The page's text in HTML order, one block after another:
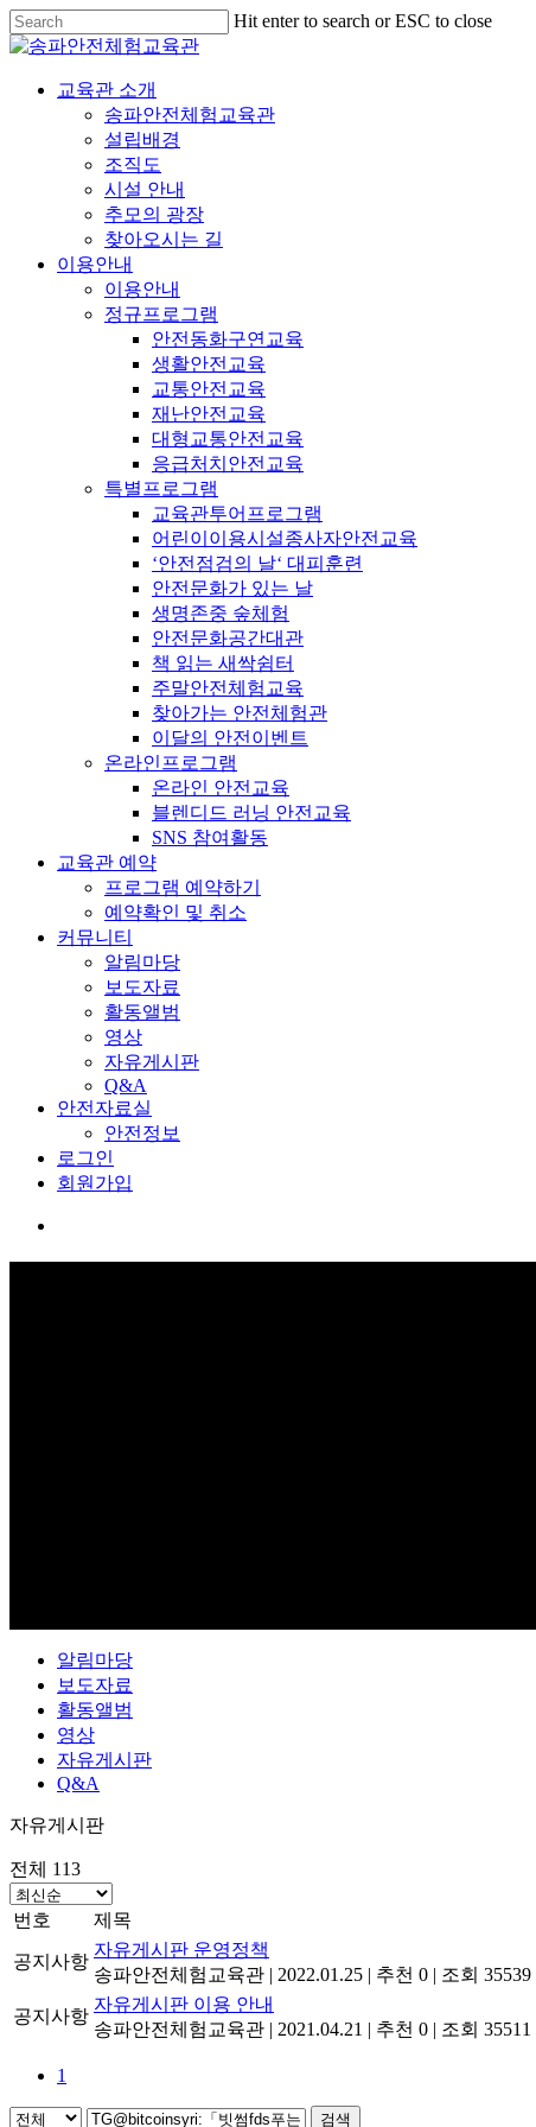
Hit enter to search or ESC to close
교육관 소개
송파안전체험교육관
설립배경
조직도
시설 안내
추모의 광장
찾아오시는 길
이용안내
이용안내
정규프로그램
안전동화구연교육
생활안전교육
교통안전교육
재난안전교육
대형교통안전교육
응급처치안전교육
특별프로그램
교육관투어프로그램
어린이이용시설종사자안전교육
‘안전점검의 날‘ 대피훈련
안전문화가 있는 날
생명존중 숲체험
안전문화공간대관
책 읽는 새싹쉼터
주말안전체험교육
찾아가는 안전체험관
이달의 안전이벤트
온라인프로그램
온라인 안전교육
블렌디드 러닝 안전교육
SNS 참여활동
교육관 예약
프로그램 예약하기
예약확인 및 취소
커뮤니티
알림마당
보도자료
활동앨범
영상
자유게시판
Q&A
안전자료실
안전정보
로그인
회원가입
알림마당
보도자료
활동앨범
영상
자유게시판
Q&A
자유게시판
전체 113
번호 제목
공지사항
자유게시판 운영정책
송파안전체험교육관 | 2022.01.25 | 추천 0 | 조회 35539
공지사항
자유게시판 이용 안내
송파안전체험교육관 | 2021.04.21 | 추천 0 | 조회 35511
1
검색